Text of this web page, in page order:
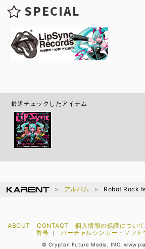
SPECIAL
最近チェックしたアイテム
アルバム Robot Rock
ABOUT CONTACT 個人情報の保護について
番号
｜ バーチャルシンガー・ソフト
© Crypton Future Media, INC.